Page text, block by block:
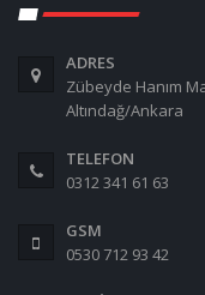
ADRES
Zübeyde Hanım
Altındağ/Ankara
TELEFON
0312 341 61 63
GSM
0530 712 93 42